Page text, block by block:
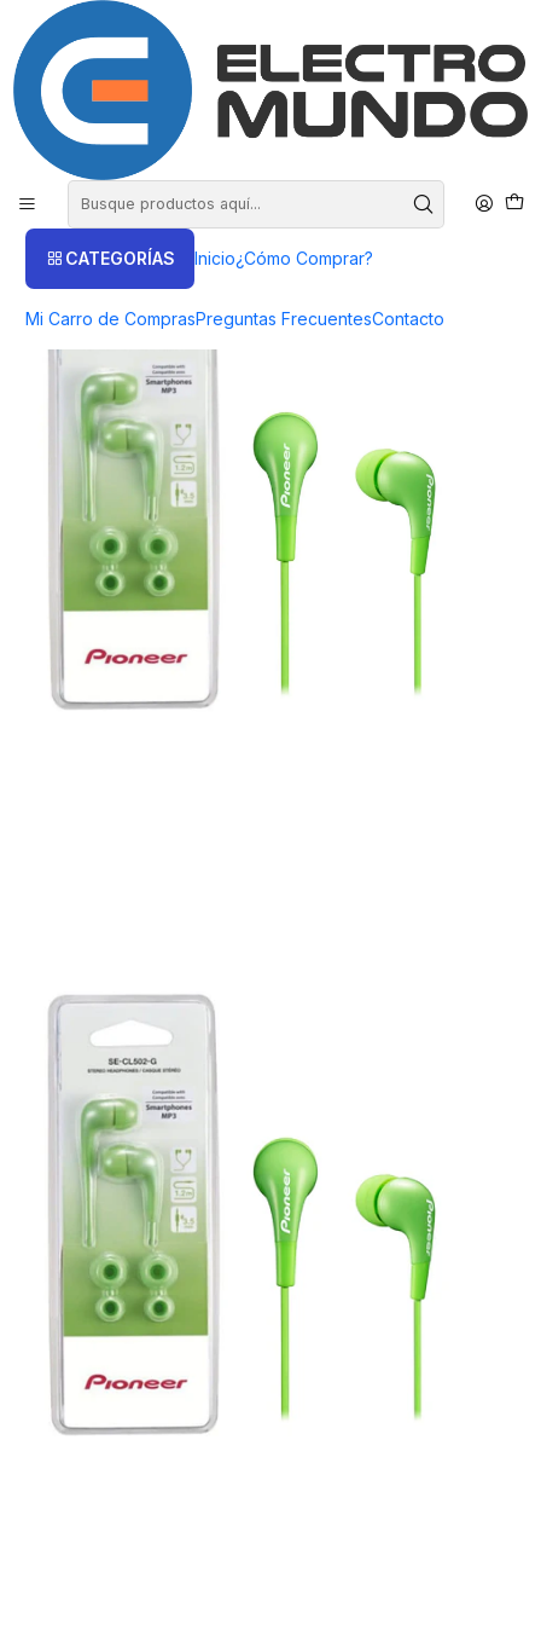
CATEGORÍAS Inicio¿Cómo Comprar?
Mi Carro de ComprasPreguntas FrecuentesContacto
COMPRA HASTA EN 3 CUOTAS SIN INTERES
Inicio Productos AUDIO Audífonos Con Cable
Audífonos Pioneer- ElectroMundo